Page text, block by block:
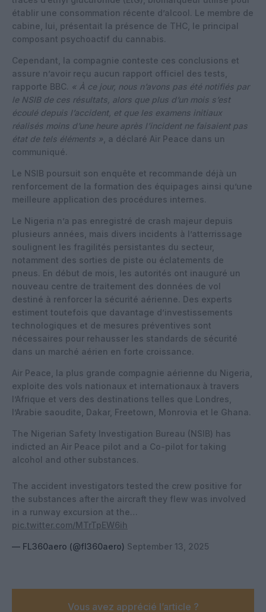
établir une consommation récente d’alcool. Le membre de
cabine, lui, présentait la présence de THC, le principal
composant psychoactif du cannabis.
Cependant, la compagnie conteste ces conclusions et
assure n’avoir reçu aucun rapport officiel des tests,
rapporte BBC. « À ce jour, nous n’avons pas été notifiés par
le NSIB de ces résultats, alors que plus d’un mois s’est
écoulé depuis l’accident, et que les examens initiaux
réalisés moins d’une heure après l’incident ne faisaient pas
état de tels éléments » , a déclaré Air Peace dans un
communiqué.
Le NSIB poursuit son enquête et recommande déjà un
renforcement de la formation des équipages ainsi qu’une
meilleure application des procédures internes.
Le Nigeria n’a pas enregistré de crash majeur depuis
plusieurs années, mais divers incidents à l’atterrissage
soulignent les fragilités persistantes du secteur,
notamment des sorties de piste ou éclatements de
pneus. En début de mois, les autorités ont inauguré un
nouveau centre de traitement des données de vol
destiné à renforcer la sécurité aérienne. Des experts
estiment toutefois que davantage d’investissements
technologiques et de mesures préventives sont
nécessaires pour rehausser les standards de sécurité
dans un marché aérien en forte croissance.
Air Peace, la plus grande compagnie aérienne du Nigeria,
exploite des vols nationaux et internationaux à travers
l’Afrique et vers des destinations telles que Londres,
l’Arabie saoudite, Dakar, Freetown, Monrovia et le Ghana.
The Nigerian Safety Investigation Bureau (NSIB) has
indicted an Air Peace pilot and a Co-pilot for taking
alcohol and other substances.
The accident investigators tested the crew positive for
the substances after the aircraft they flew was involved
in a runway excursion at the…
pic.twitter.com/MTrTpEW6ih
— FL360aero (@fl360aero) September 13, 2025
Vous avez apprécié l’article ?